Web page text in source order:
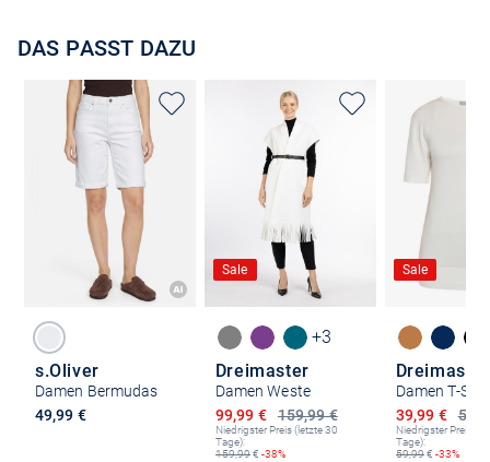
DAS PASST DAZU
s.Oliver
Damen Bermudas
49,99 €
Sale
+3
Dreimaster
Damen Weste
159,99 €
Ermäßigter Preis
99,99 €
Niedrigster Preis (letzte 30
Tage):
159,99€ -38%
Sale
Dreimaster
Damen T-
Ermäßigter
39,99 €
Niedrigster Preis
Tage):
59,99€ -33%